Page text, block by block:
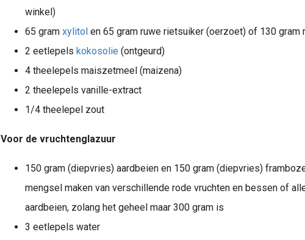
winkel)
65 gram xylitol en 65 gram ruwe rietsuiker (oerzoet) of 130 gram
2 eetlepels kokosolie (ontgeurd)
4 theelepels maiszetmeel (maizena)
2 theelepels vanille-extract
1/4 theelepel zout
Voor de vruchtenglazuur
150 gram (diepvries) aardbeien en 150 gram (diepvries)
mengsel maken van verschillende rode vruchten en bessen of
aardbeien, zolang het geheel maar 300 gram is
3 eetlepels water